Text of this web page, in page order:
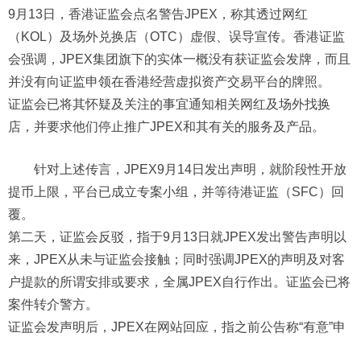
9月13日，香港证监会点名警告JPEX，称其透过网红
（KOL）及场外兑换店（OTC）虚假、误导宣传。香港证监
会强调，JPEX集团旗下的实体一概没有获证监会发牌，而且
并没有向证监申领在香港经营虚拟资产交易平台的牌照。
证监会已将其怀疑及关注的事宜通知相关网红及场外找换
店，并要求他们停止推广JPEX和其有关的服务及产品。
针对上述传言，JPEX9月14日发出声明，就阶段性开放
提币上限，平台已成立专案小组，并等待港证监（SFC）回
覆。
第二天，证监会反驳，指于9月13日就JPEX发出警告声明以
来，JPEX从未与证监会接触；同时强调JPEX的声明及对客
户提款的所谓安排或要求，全属JPEX自行作出。证监会已将
案件转介警方。
证监会发声明后，JPEX在网站回应，指之前公告称“有意”申